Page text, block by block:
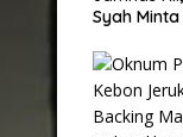
Syah
Trenggalek